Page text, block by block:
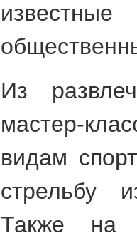
Из
мастер-
видам
стрельбу
Также на